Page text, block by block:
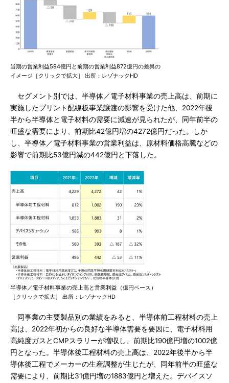
当期の営業利益594億円と前期の営業利益872億円の差異の
イメージ［クリックで拡大］ 出所：レゾナックHD
セグメント別では、半導体／電子材料事業の売上高は、前期に
実施したプリント配線板事業譲渡の影響を受けた他、2022年後
半から半導体と電子材料の需要に減速が見られたが、同年前半の
旺盛な需要により、前期比42億円増の4272億円だった。しか
し、半導体／電子材料事業の営業利益は、原材料価格高騰などの
影響で前期比53億円減の442億円と下落した。
半導体／電子材料事業の売上高と営業利益（億円ベース）
［クリックで拡大］ 出所：レゾナックHD
同事業の主要製品別の業績をみると、半導体前工程材料の売上
高は、2022年初からの良好な半導体需要を要因に、電子材料用
高純度ガスとCMPスラリーが増収し、前期比190億円増の1002億
円となった。半導体後工程材料の売上高は、2022年後半から半
導体後工程でメーカーの生産調整が生じたが、同年前半の旺盛な
需要により、前期比31億円増の1883億円と増えた。デバイスソ